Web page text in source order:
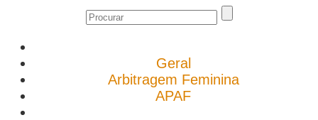
Geral
Arbitragem Feminina
APAF